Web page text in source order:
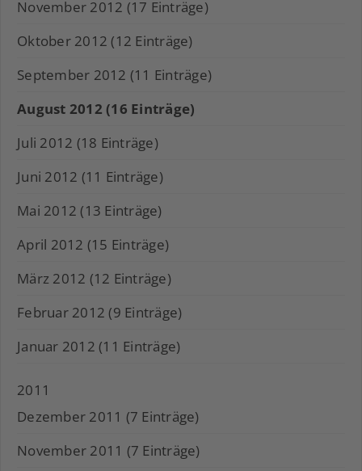
November 2012 (17 Einträge)
Oktober 2012 (12 Einträge)
September 2012 (11 Einträge)
August 2012 (16 Einträge)
Juli 2012 (18 Einträge)
Juni 2012 (11 Einträge)
Mai 2012 (13 Einträge)
April 2012 (15 Einträge)
März 2012 (12 Einträge)
Februar 2012 (9 Einträge)
Januar 2012 (11 Einträge)
2011
Dezember 2011 (7 Einträge)
November 2011 (7 Einträge)